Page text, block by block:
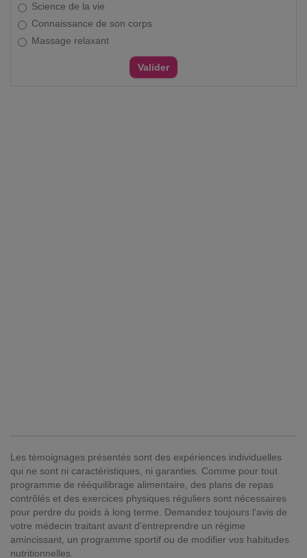
Science de la vie
Connaissance de son corps
Massage relaxant
Les témoignages présentés sont des expériences individuelles
qui ne sont ni caractéristiques, ni garanties. Comme pour tout
programme de rééquilibrage alimentaire, des plans de repas
contrôlés et des exercices physiques réguliers sont nécessaires
pour perdre du poids à long terme. Demandez toujours l'avis de
votre médecin traitant avant d'entreprendre un régime
amincissant, un programme sportif ou de modifier vos habitudes
nutritionnelles.